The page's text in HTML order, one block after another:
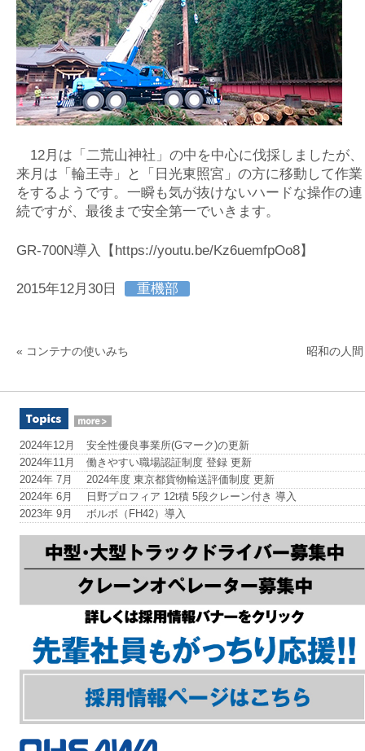
12月は「二荒山神社」の中を中心に伐採しましたが、
来月は「輪王寺」と「日光東照宮」の方に移動して作業
をするようです。一瞬も気が抜けないハードな操作の連
続ですが、最後まで安全第一でいきます。
GR-700N導入 【https://youtu.be/Kz6uemfpOo8】
2015年12月30日 重機部
« コンテナの使いみち 昭和の人間
2024年12月
安全性優良事業所(Gマーク)の更新
2024年11月
働きやすい職場認証制度 登録 更新
2024年 7月
2024年度 東京都貨物輸送評価制度 更新
2024年 6月
日野プロフィア 12t積 5段クレーン付き 導入
2023年 9月
ボルボ（FH42）導入